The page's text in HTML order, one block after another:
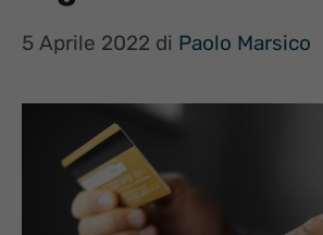
5 Aprile 2022 di Paolo Marsico